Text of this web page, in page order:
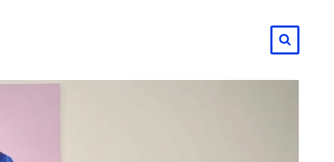
المحتوى